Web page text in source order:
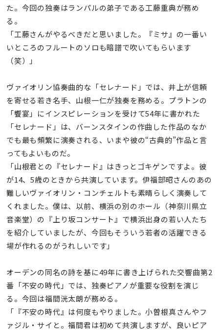
た。今回の独奏はランパルの弟子である工藤重典が務め
る。
「工藤さんがやるべきだと思いました。『ミサ』の一番い
いところのフルートのソロも暗譜で吹いてもらいます
（笑）」
ヴァイオリン協奏曲的な「セレナード」では、井上が信頼
を寄せる若き名手、山根一仁が独奏を務める。プラトンの
「饗宴」にインスピレーションを受けて54年に書かれた
「セレナード」は、バーンスタインの作曲した作品のなか
でも最も頻繁に演奏される、いまや彼の“古典的”作品と言
ってもよいものだ。
「山根君との『セレナード』はきっとゴキゲンですよ。彼
が14、5歳のときから共演しています。伊福部昭さんのあの
難しいヴァイオリン・コンチェルトも素晴らしく演奏して
くれました。僕は、以前、横浜の別のホール（神奈川県立
音楽堂）の『上り坂コンサート』で横浜出身の若い人たち
を紹介していましたが、今回もそういう若者の活躍できる
場が作れるのがうれしいです」
オーデンの同名の詩を基に49年に書き上げられた交響曲第2
番「不安の時代」では、独奏ピアノが重要な役割を演じ
る。今回は福間洸太朗が務める。
「『不安の時代』は何度もやりました。小曽根真さんやフ
ァジル・サイと。福間君は初めて共演しますが、良いピア